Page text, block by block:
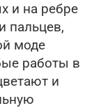
и на ребре
пальцев,
моде
работы в
и